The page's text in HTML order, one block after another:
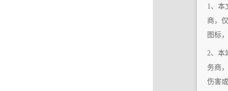
1、本
商，
图标
2、本
务商
伤害